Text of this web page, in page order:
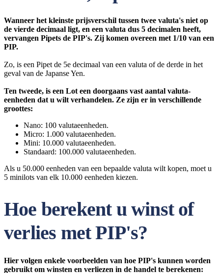
Wanneer het kleinste prijsverschil tussen twee valuta's niet op
de vierde decimaal ligt, en een valuta dus 5 decimalen heeft,
vervangen Pipets de PIP's. Zij komen overeen met 1/10 van een
PIP.
Zo, is een Pipet de 5e decimaal van een valuta of de derde in het
geval van de Japanse Yen.
Ten tweede, is een Lot een doorgaans vast aantal valuta-
eenheden dat u wilt verhandelen. Ze zijn er in verschillende
groottes:
Nano: 100 valutaeenheden.
Micro: 1.000 valutaeenheden.
Mini: 10.000 valutaeenheden.
Standaard: 100.000 valutaeenheden.
Als u 50.000 eenheden van een bepaalde valuta wilt kopen, moet u
5 minilots van elk 10.000 eenheden kiezen.
Hoe berekent u winst of
verlies met PIP's?
Hier volgen enkele voorbeelden van hoe PIP's kunnen worden
gebruikt om winsten en verliezen in de handel te berekenen: